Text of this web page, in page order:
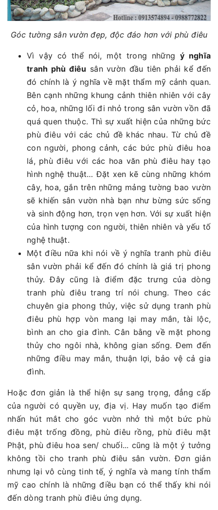
Góc tường sân vườn đẹp, độc đáo hơn với phù điêu
Vì vậy có thể nói, một trong những ý nghĩa
tranh phù điêu sân vườn đầu tiên phải kể đến
đó chính là ý nghĩa về mặt thẩm mỹ cảnh quan.
Bên cạnh những khung cảnh thiên nhiên với cây
cỏ, hoa, những lối đi nhỏ trong sân vườn vồn đã
quá quen thuộc. Thì sự xuất hiện của những bức
phù điêu với các chủ đề khác nhau. Từ chủ đề
con người, phong cảnh, các bức phù điêu hoa
lá, phù điêu với các hoa văn phù điêu hay tạo
hình nghệ thuật… Đặt xen kẽ cùng những khóm
cây, hoa, gắn trên những mảng tường bao vườn
sẽ khiến sân vườn nhà bạn như bừng sức sống
và sinh động hơn, trọn vẹn hơn. Với sự xuất hiện
của hình tượng con người, thiên nhiên và yếu tố
nghệ thuật.
Một điều nữa khi nói về ý nghĩa tranh phù điêu
sân vườn phải kể đến đó chính là giá trị phong
thủy. Đây cũng là điểm đặc trưng của dòng
tranh phù điêu trang trí nói chung. Theo các
chuyên gia phong thủy, việc sử dụng tranh phù
điêu phù hợp vòn mang lại may mắn, tài lộc,
bình an cho gia đình. Cân bằng về mặt phong
thủy cho ngôi nhà, không gian sống. Đem đến
những điều may mắn, thuận lợi, bảo vệ cả gia
đình.
Hoặc đơn giản là thể hiện sự sang trọng, đẳng cấp
của người có quyền uy, địa vị. Hay muốn tạo điểm
nhấn hút mắt cho góc vườn nhở thì một bức phù
điêu mặt trống đồng, phù điêu rồng, phù điêu mặt
Phật, phù điêu hoa sen/ chuối... cũng là một ý tưởng
không tồi cho tranh phù điêu sân vườn. Đơn giản
nhưng lại vô cùng tinh tế, ý nghĩa và mang tính thẩm
mỹ cao chính là những điều bạn có thể thấy khi nói
đến dòng tranh phù điêu ứng dụng.